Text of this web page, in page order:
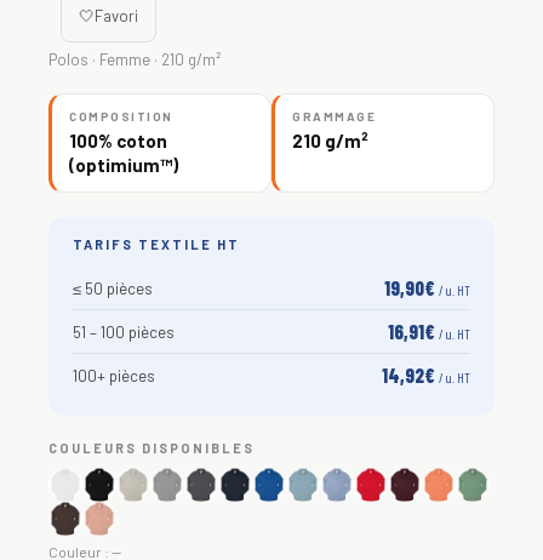
🤍Favori
Polos · Femme · 210 g/m²
COMPOSITION
100% coton
(optimium™)
GRAMMAGE
210 g/m²
TARIFS TEXTILE HT
≤ 50 pièces 19,90€ / u. HT
51 – 100 pièces 16,91€ / u. HT
100+ pièces 14,92€ / u. HT
COULEURS DISPONIBLES
Couleur : —